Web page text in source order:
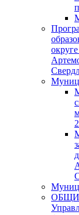
ОБЩИЕ